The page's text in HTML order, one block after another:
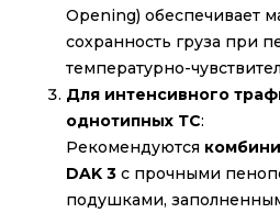
Opening) обеспечивает
сохранность груза при
температурно-
Для интенсивного
однотипных ТС:
Рекомендуются
DAK 3 с прочными
подушками,